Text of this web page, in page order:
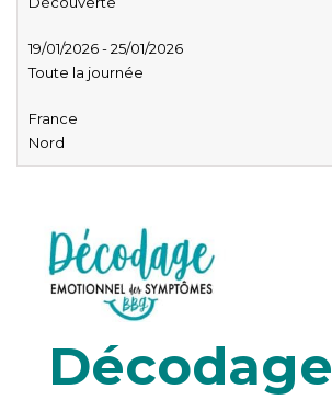
19/01/2026 - 25/01/2026
Toute la journée
France
Nord
Décodage